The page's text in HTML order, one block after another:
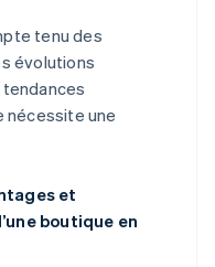
tenu des
évolutions
nécessite une
et
boutique en